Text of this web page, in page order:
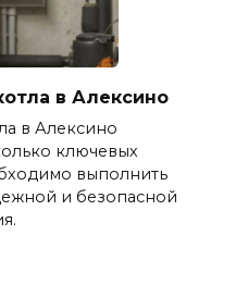
в Алексино
в Алексино
ключевых
выполнить
и безопасной